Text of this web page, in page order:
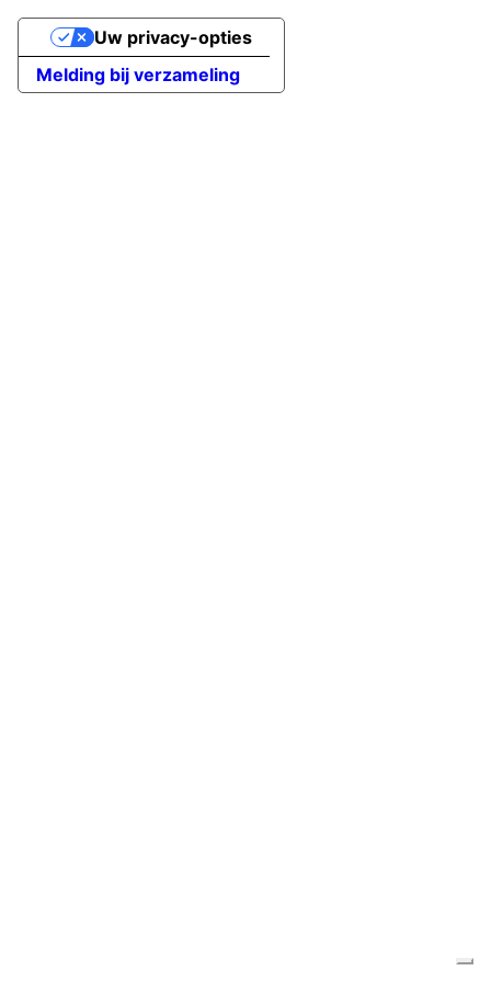
Melding bij verzameling
Uw privacy-opties